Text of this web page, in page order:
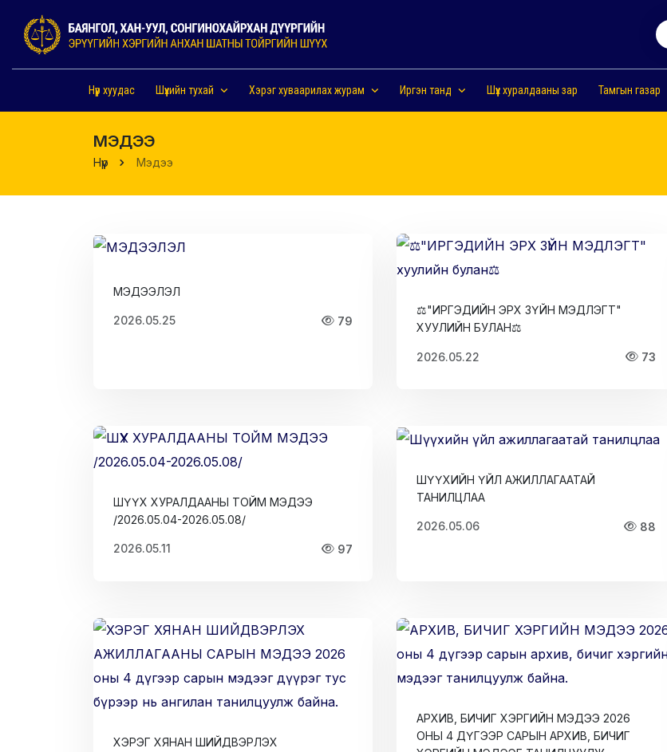
Нүүр хуудас Шүүхийн тухай Хэрэг хуваарилах журам Иргэн танд Шүүх хуралдааны зар Тамгын газар
МЭДЭЭ
Нүүр Мэдээ
МЭДЭЭЛЭЛ
2026.05.25 79
⚖️"ИРГЭДИЙН ЭРХ ЗҮЙН МЭДЛЭГТ"
ХУУЛИЙН БУЛАН⚖
2026.05.22 73
ШҮҮХ ХУРАЛДААНЫ ТОЙМ МЭДЭЭ
/2026.05.04-2026.05.08/
2026.05.11 97
ШҮҮХИЙН ҮЙЛ АЖИЛЛАГААТАЙ
ТАНИЛЦЛАА
2026.05.06 88
ХЭРЭГ ХЯНАН ШИЙДВЭРЛЭХ
АРХИВ, БИЧИГ ХЭРГИЙН МЭДЭЭ 2026
ОНЫ 4 ДҮГЭЭР САРЫН АРХИВ, БИЧИГ